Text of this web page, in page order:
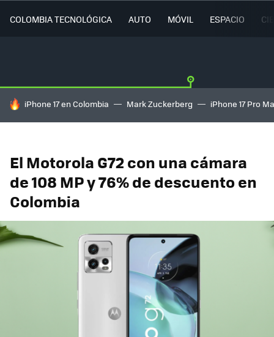
COLOMBIA TECNOLÓGICA AUTO MÓVIL ESPACIO
HOY SE HABLA DE
iPhone 17 en Colombia Mark Zuckerberg iPhone 17 Pro
El Motorola G72 con una cámara
de 108 MP y 76% de descuento en
Colombia